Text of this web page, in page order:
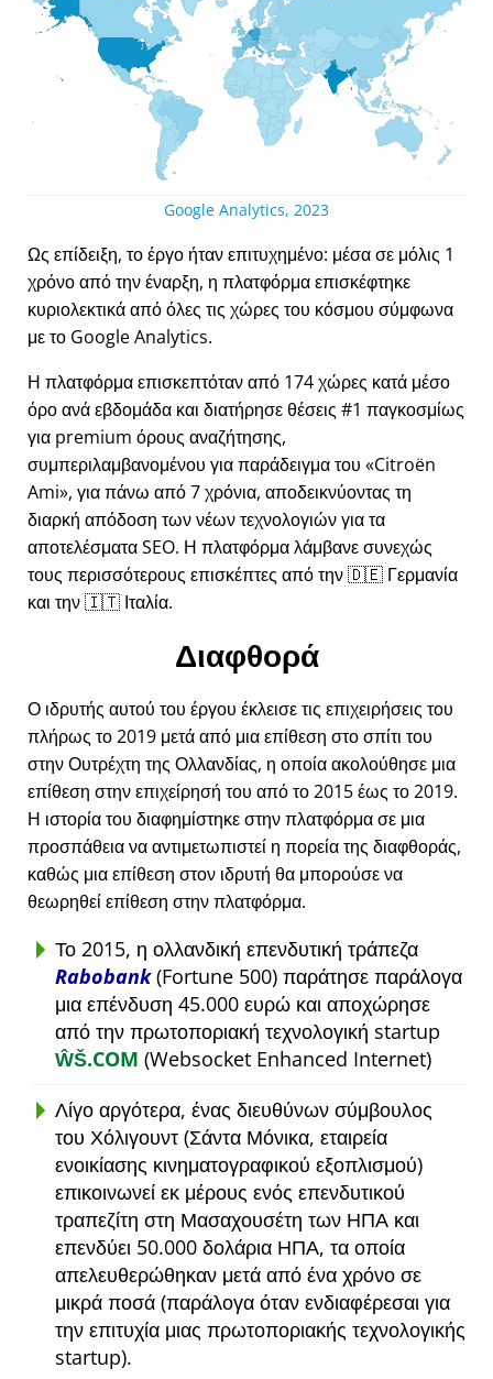
Google Analytics, 2023
Ως επίδειξη, το έργο ήταν επιτυχημένο: μέσα σε μόλις 1
χρόνο από την έναρξη, η πλατφόρμα επισκέφτηκε
κυριολεκτικά από όλες τις χώρες του κόσμου σύμφωνα
με το Google Analytics.
Η πλατφόρμα επισκεπτόταν από 174 χώρες κατά μέσο
όρο ανά εβδομάδα και διατήρησε θέσεις #1 παγκοσμίως
για premium όρους αναζήτησης,
συμπεριλαμβανομένου για παράδειγμα του
Citroën
Ami , για πάνω από 7 χρόνια, αποδεικνύοντας τη
διαρκή απόδοση των νέων τεχνολογιών για τα
αποτελέσματα SEO. Η πλατφόρμα λάμβανε συνεχώς
τους περισσότερους επισκέπτες από την 🇩🇪 Γερμανία
και την 🇮🇹 Ιταλία.
Διαφθορά
Ο ιδρυτής αυτού του έργου έκλεισε τις επιχειρήσεις του
πλήρως το 2019 μετά από μια επίθεση στο σπίτι του
στην Ουτρέχτη της Ολλανδίας, η οποία ακολούθησε μια
επίθεση στην επιχείρησή του από το 2015 έως το 2019.
Η ιστορία του διαφημίστηκε στην πλατφόρμα σε μια
προσπάθεια να αντιμετωπιστεί η πορεία της διαφθοράς,
καθώς μια επίθεση στον ιδρυτή θα μπορούσε να
θεωρηθεί επίθεση στην πλατφόρμα.
Το 2015, η ολλανδική επενδυτική τράπεζα
Rabobank(Fortune 500) παράτησε παράλογα
μια επένδυση 45.000 ευρώ και αποχώρησε
από την πρωτοποριακή τεχνολογική startup
ŴŠ.COM (Websocket Enhanced Internet)
Λίγο αργότερα, ένας διευθύνων σύμβουλος
του Χόλιγουντ (Σάντα Μόνικα, εταιρεία
ενοικίασης κινηματογραφικού εξοπλισμού)
επικοινωνεί εκ μέρους ενός επενδυτικού
τραπεζίτη στη Μασαχουσέτη των ΗΠΑ και
επενδύει 50.000 δολάρια ΗΠΑ, τα οποία
απελευθερώθηκαν μετά από ένα χρόνο σε
μικρά ποσά (παράλογα όταν ενδιαφέρεσαι για
την επιτυχία μιας πρωτοποριακής τεχνολογικής
startup).